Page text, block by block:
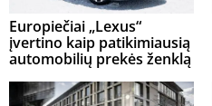
Europiečiai „Lexus“
įvertino kaip patikimiausią
automobilių prekės ženklą